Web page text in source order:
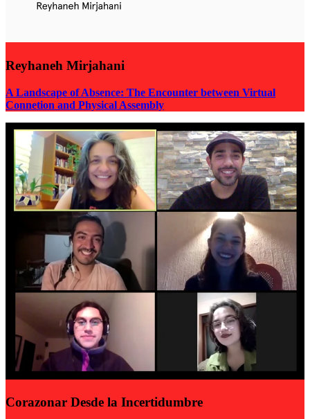
Reyhaneh Mirjahani
A Landscape of Absence: The Encounter between Virtual
Connetion and Physical Assembly
Corazonar Desde la Incertidumbre